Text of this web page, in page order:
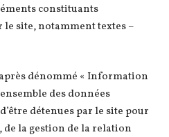
constituants
site, notamment textes –
dénommé « Information
des données
détenues par le site pour
de la gestion de la relation